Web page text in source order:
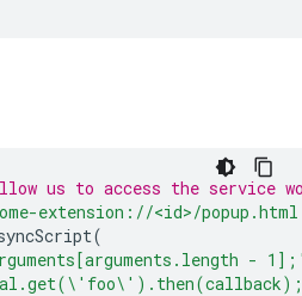
us to access the service
extension://<id>/
(
-